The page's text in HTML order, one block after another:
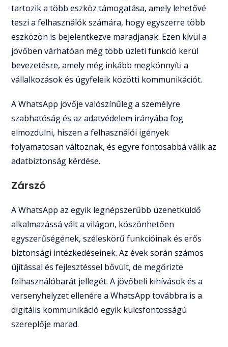
tartozik a több eszköz támogatása, amely lehetővé
teszi a felhasználók számára, hogy egyszerre több
eszközön is bejelentkezve maradjanak. Ezen kívül a
jövőben várhatóan még több üzleti funkció kerül
bevezetésre, amely még inkább megkönnyíti a
vállalkozások és ügyfeleik közötti kommunikációt.
A WhatsApp jövője valószínűleg a személyre
szabhatóság és az adatvédelem irányába fog
elmozdulni, hiszen a felhasználói igények
folyamatosan változnak, és egyre fontosabbá válik az
adatbiztonság kérdése.
Zárszó
A WhatsApp az egyik legnépszerűbb üzenetküldő
alkalmazássá vált a világon, köszönhetően
egyszerűségének, széleskörű funkcióinak és erős
biztonsági intézkedéseinek. Az évek során számos
újítással és fejlesztéssel bővült, de megőrizte
felhasználóbarát jellegét. A jövőbeli kihívások és a
versenyhelyzet ellenére a WhatsApp továbbra is a
digitális kommunikáció egyik kulcsfontosságú
szereplője marad.